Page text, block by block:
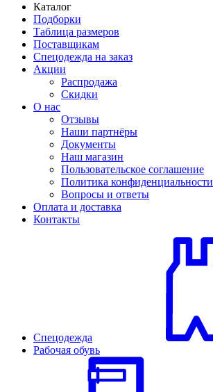
Каталог
Подборки
Таблица размеров
Поставщикам
Спецодежда на заказ
Акции
Распродажа
Скидки
О нас
Отзывы
Наши партнёры
Документы
Наш магазин
Пользовательское соглашение
Политика конфиденциальности
Вопросы и ответы
Оплата и доставка
Контакты
Спецодежда
Рабочая обувь